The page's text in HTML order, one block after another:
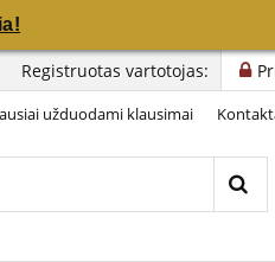
Registruotas vartotojas:
užduodami klausimai
2023